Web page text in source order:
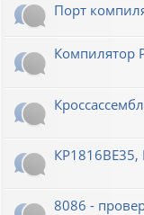
Порт
Компилятор
8086 -